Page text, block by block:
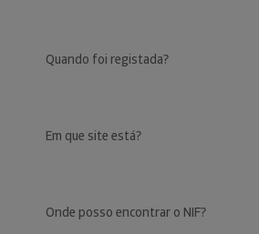
Quando foi registada?
Em que site está?
Onde posso encontrar o NIF?